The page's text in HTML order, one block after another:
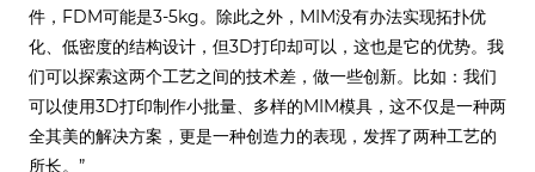
件，FDM可能是3-5kg。除此之外，MIM没有办法实现拓扑优
化、低密度的结构设计，但3D打印却可以，这也是它的优势。我
们可以探索这两个工艺之间的技术差，做一些创新。比如：我们
可以使用3D打印制作小批量、多样的MIM模具，这不仅是一种两
全其美的解决方案，更是一种创造力的表现，发挥了两种工艺的
所长。”